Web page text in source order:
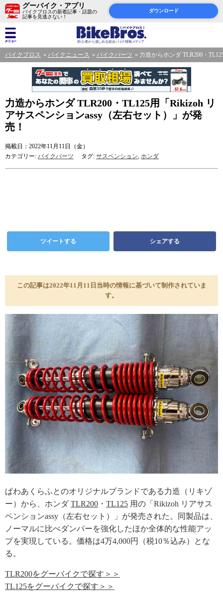
グーバイク・アプリ
バイクブロスの新着記事・話題の
記事を見逃さない！
ダウンロード
バイクブロス バイクニュース バイクパーツ 力造からホンダ TLR200・
力造からホンダ TLR200・TL125用「Rikizoh リ
アサスペンションassy（左右セット）」が発
売！
掲載日：2022年11月11日（金）
カテゴリー: バイクパーツ タグ: サスペンション, ホンダ
ツイートする シェアする
この記事は2022年11月11日当時の情報に基づいて制作されていま
す。
ぱわあくらふとのオリジナルブランドである力造（リキゾ
ー）から、ホンダTLR200 ・ TL125 用の「Rikizoh リアサス
ペンションassy（左右セット）」が発売された。同製品は、
ノーマルに比べダンパーを強化したほか全体的な性能アッ
プを実現している。価格は4万4,000円（税10％込み）とな
る。
TLR200をグーバイクで探す＞＞
TL125をグーバイクで探す＞＞